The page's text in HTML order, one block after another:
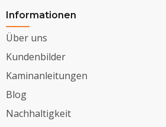
Informationen
Über uns
Kundenbilder
Kaminanleitungen
Blog
Nachhaltigkeit